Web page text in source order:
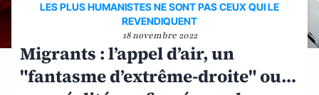
LES PLUS HUMANISTES NE SONT PAS CEUX QUI LE
REVENDIQUENT
18 novembre 2022
Migrants : l’appel d’air, un
"fantasme d’extrême-droite" ou…